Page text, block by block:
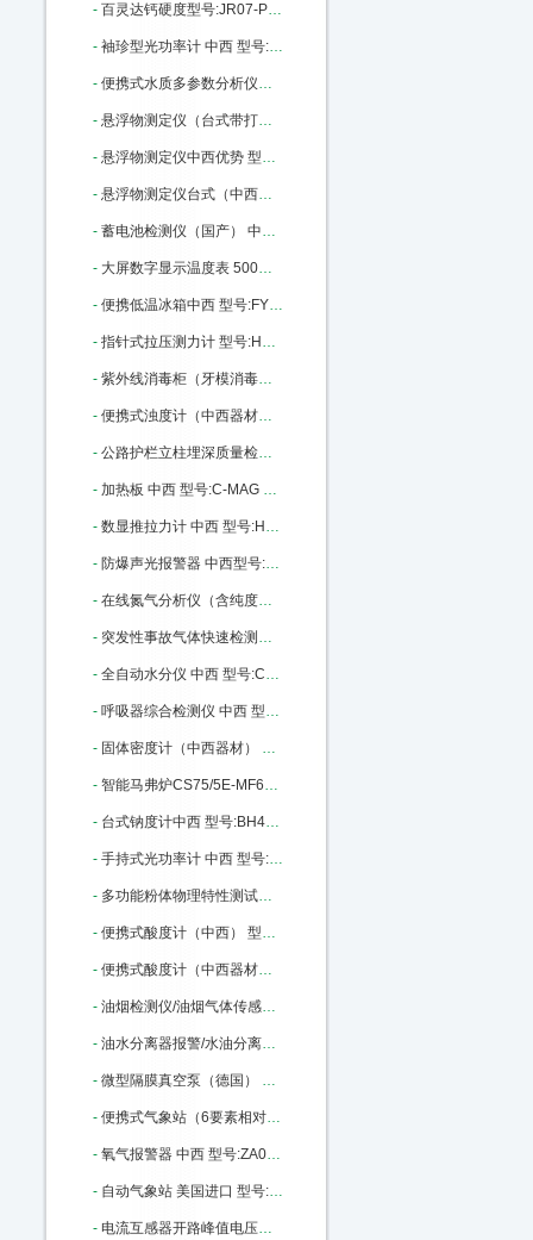
- 百灵达钙硬度型号:JR07-PM252库号：M403623
- 袖珍型光功率计 中西 型号:BE15-JDSU-OLP-35库号：M387656
- 便携式水质多参数分析仪中西 型号:NO07-AP-2000库号：M405183
- 悬浮物测定仪（台式带打印、可联接电脑）中西器材 型号:CH10/T-200库号：M405650
- 悬浮物测定仪中西优势 型号:CH10/P-200库号：M405651
- 悬浮物测定仪台式（中西） 型号:CH10/L-200库号：M405652
- 蓄电池检测仪（国产） 中西型号:WD31-100库号：M4631
- 大屏数字显示温度表 500度 中西型号:MZ52-XMZ-101库号：M16612
- 便携低温冰箱中西 型号:FY12-FYL-YS-18A库号：M20304
- 指针式拉压测力计 型号:HS39-NK-500库号：M36385
- 紫外线消毒柜（牙模消毒柜）中西 型号:WW08库号：M37601
- 便携式浊度计（中西器材） 型号:TX50-SHYF库号：M163621
- 公路护栏立柱埋深质量检测仪 中西 型号:XA109-JL-GPT（A）库号：M180932
- 加热板 中西 型号:C-MAG HP 10库号：M237400
- 数显推拉力计 中西 型号:HS39-HP-500库号：M282882
- 防爆声光报警器 中西型号:XQ02-BBJ库号：M309829
- 在线氮气分析仪（含纯度报警）中西 型号:CP08-P860-4N库号：M341919
- 突发性事故气体快速检测箱 中西器材优势 型号:BB27-DJC-2库号：M346322
- 全自动水分仪 中西 型号:CY07-YX-WK/SF7330库号：M365371
- 呼吸器综合检测仪 中西 型号:JT61 -HX-III库号：M371534
- 固体密度计（中西器材） 中西型号:QL03/GH-120D库号：M390715
- 智能马弗炉CS75/5E-MF6100升级款中西 型号:CS75/5E-MF6100K库号：M393139
- 台式钠度计中西 型号:BH43/D-HK-51库号：M398040
- 手持式光功率计 中西 型号:BL10-LXP200库号：M404993
- 多功能粉体物理特性测试仪/（中西） 型号:M206606库号：M206606
- 便携式酸度计（中西） 型号:CH10-520库号：M227435
- 便携式酸度计（中西器材） 型号:CH10-520库号：M227435
- 油烟检测仪/油烟气体传感器（中西） 型号:GA27-600-YY库号：M227440
- 油水分离器报警/水油分离报警器 中西 型号:AH37-XOC库号：M227441
- 微型隔膜真空泵（德国） 型号:SG88-KNF8-N86KNDC库号：M241701
- 便携式气象站（6要素相对湿度,带RS232 ） 中西 型号:ED01-AS-2000库号：M260278
- 氧气报警器 中西 型号:ZA03-CY30库号：M281184
- 自动气象站 美国进口 型号:JKY/WATCH DOG-2900ET库号：M317288
- 电流互感器开路峰值电压表 中西 型号:HC14-HCKL-H库号：M317836